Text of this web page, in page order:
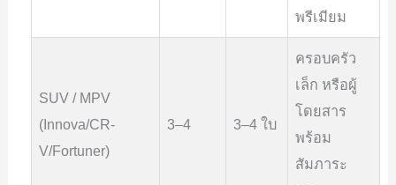
พรีเมียม
SUV / MPV
(Innova/CR-
V/Fortuner)
3–4 3–4 ใบ
ครอบครัว
เล็ก หรือผู้
โดยสาร
พร้อม
สัมภาระ